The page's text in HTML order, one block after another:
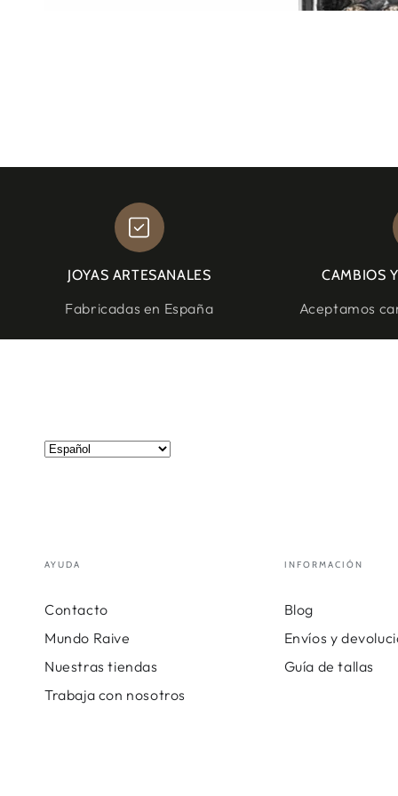
JOYAS ARTESANALES
Fabricadas en España
CAMBIOS
Aceptamos
AYUDA
Contacto
Mundo Raive
Nuestras tiendas
Trabaja con nosotros
INFORMACIÓN
Blog
Envíos y
Guía de tallas